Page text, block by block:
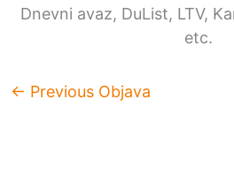
Dnevni avaz, DuList, LTV,
etc.
← Previous Objava